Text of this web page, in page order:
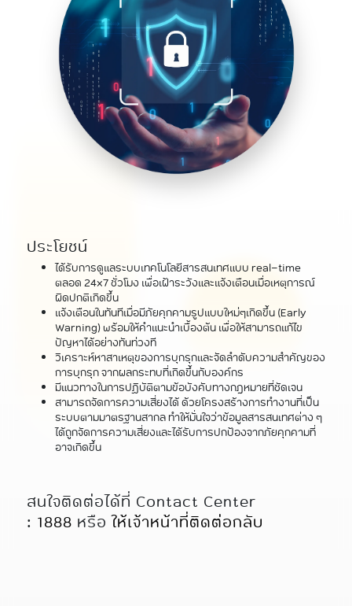
ประโยชน์
ได้รับการดูแลระบบเทคโนโลยีสารสนเทศแบบ real-time
ตลอด 24x7 ชั่วโมง เพื่อเฝ้าระวังและแจ้งเตือนเมื่อเหตุการณ์
ผิดปกติเกิดขึ้น
แจ้งเตือนในทันทีเมื่อมีภัยคุกคามรูปแบบใหม่ๆเกิดขึ้น (Early
Warning) พร้อมให้คำแนะนำเบื้องต้น เพื่อให้สามารถแก้ไข
ปัญหาได้อย่างทันท่วงที
วิเคราะห์หาสาเหตุของการบุกรุกและจัดลำดับความสำคัญของ
การบุกรุก จากผลกระทบที่เกิดขึ้นกับองค์กร
มีแนวทางในการปฏิบัติตามข้อบังคับทางกฎหมายที่ชัดเจน
สามารถจัดการความเสี่ยงได้ ด้วยโครงสร้างการทำงานที่เป็น
ระบบตามมาตรฐานสากล ทำให้มั่นใจว่าข้อมูลสารสนเทศต่าง ๆ
ได้ถูกจัดการความเสี่ยงและได้รับการปกป้องจากภัยคุกคามที่
อาจเกิดขึ้น
สนใจติดต่อได้ที่ Contact Center
: 1888 หรือให้เจ้าหน้าที่ติดต่อกลับ